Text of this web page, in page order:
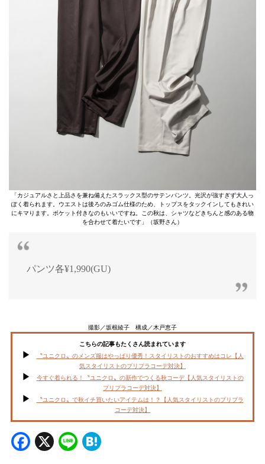
「カジュアルさと上品さを兼ね備えたスラックス型のサテンパンツ。光沢が強すぎず大人っ
ぽく着られます。ウエストは後ろのみゴム仕様のため、トップスをタックインしてもきれい
にキマります。ポケット付きなのもいいですね。この秋は、シャツなどきちんと感のある物
を合わせて着たいです」（坂野さん）
パンツ各¥1,990(GU)
撮影／坂根綾子 構成／木戸恵子
こちらの記事もたくさん読まれています
〝ユニクロ〟のメンズ服はやっぱり優秀！スタイリストのおすすめはコレ【人
気スタイリストのプリプラコーデ対決】
今すぐ着られる！〝ユニクロ〟の新作でつくる秋コーデ【人気スタイリストの
プリプラコーデ対決】
〝ユニクロ〟で秋イチ買いたいアイテムは！？【人気スタイリストのプリプラ
コーデ対決】
Facebook
X Line